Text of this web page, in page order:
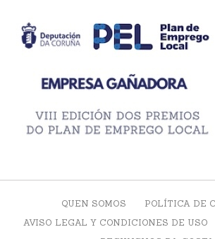
QUEN SOMOS
POLÍTICA DE
AVISO LEGAL Y CONDICIONES DE USO